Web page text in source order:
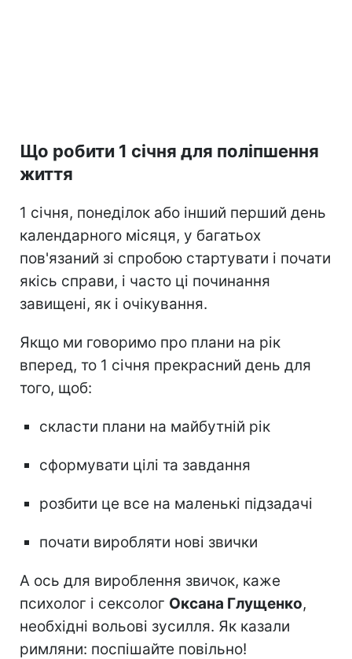
Що робити 1 січня для поліпшення
життя
1 січня, понеділок або інший перший день
календарного місяця, у багатьох
пов'язаний зі спробою стартувати і почати
якісь справи, і часто ці починання
завищені, як і очікування.
Якщо ми говоримо про плани на рік
вперед, то 1 січня прекрасний день для
того, щоб:
скласти плани на майбутній рік
сформувати цілі та завдання
розбити це все на маленькі підзадачі
почати виробляти нові звички
А ось для вироблення звичок, каже
психолог і сексолог Оксана Глущенко,
необхідні вольові зусилля. Як казали
римляни: поспішайте повільно!